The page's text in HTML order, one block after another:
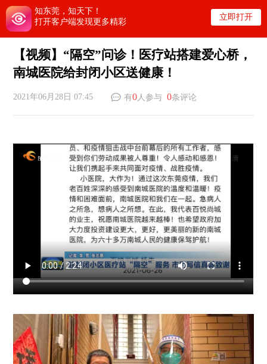
知东莞，知天下！
打开客户端发现更多精彩
立即打开
【视频】“隔空”问诊！医疗站搭建爱心桥，
南城医院给封闭小区送健康！
2021年06月28日 07:45 有0人参与0条评论